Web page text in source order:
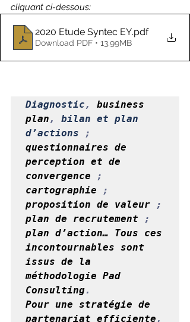
cliquant ci-dessous:
2020 Etude Syntec EY.pdf
Download PDF • 13.99MB
Diagnostic,
business
plan,
bilan et plan
d’actions
;
questionnaires de
perception et de
convergence
;
cartographie
;
proposition de valeur
;
plan de recrutement
;
plan d’action… Tous ces
incontournables sont
issus de la
méthodologie Pad
Consulting.
Pour une stratégie de
partenariat efficiente,